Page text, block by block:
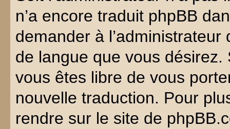
n’a encore traduit phpBB
demander à
de langue que vous désirez.
vous êtes libre de vous
nouvelle traduction. Pour
rendre sur le site de